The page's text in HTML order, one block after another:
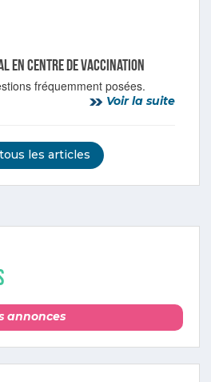
en centre de vaccination
fréquemment posées.
Voir la suite
les articles
annonces